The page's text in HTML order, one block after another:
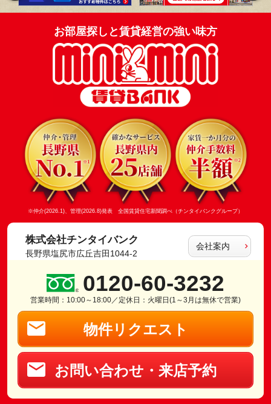
お部屋探しと賃貸経営の強い味方
※仲介(2026.1)、管理(2026.8)発表 全国賃貸住宅新聞調べ（チンタイバンクグループ）
株式会社チンタイバンク
長野県塩尻市広丘吉田1044-2
会社案内
0120-60-3232
営業時間：10:00～18:00／定休日：火曜日(1～3月は無休で営業)
物件リクエスト
お問い合わせ・来店予約